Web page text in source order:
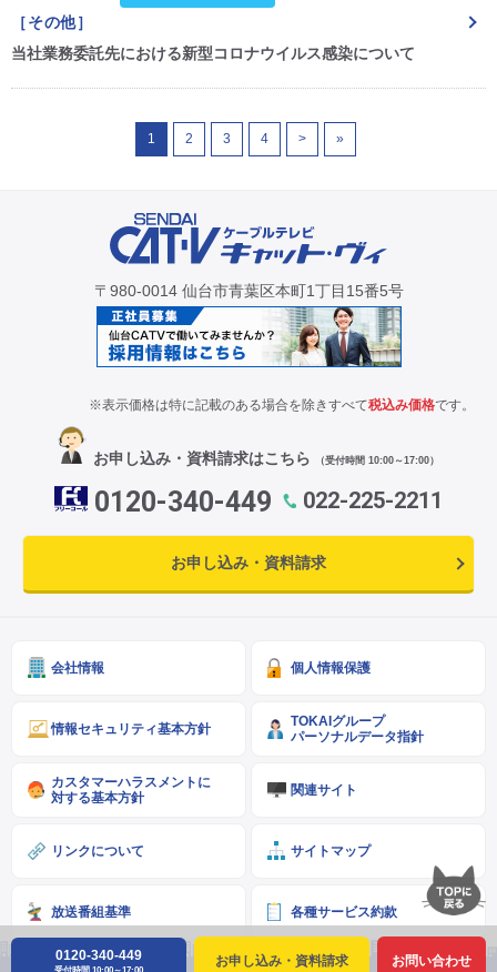
［その他］
当社業務委託先における新型コロナウイルス感染について
1 2 3 4 > »
〒980-0014 仙台市青葉区本町1丁目15番5号
※表示価格は特に記載のある場合を除きすべて税込み価格です。
お申し込み・資料請求はこちら （受付時間 10:00～17:00）
0120-340-449 022-225-2211
お申し込み・資料請求
会社情報 個人情報保護
情報セキュリティ基本方針
TOKAIグループ
パーソナルデータ指針
カスタマーハラスメントに
対する基本方針
関連サイト
リンクについて サイトマップ
放送番組基準 各種サービス約款
0120-340-449
受付時間 10:00～17:00
お申し込み・資料請求 お問い合わせ